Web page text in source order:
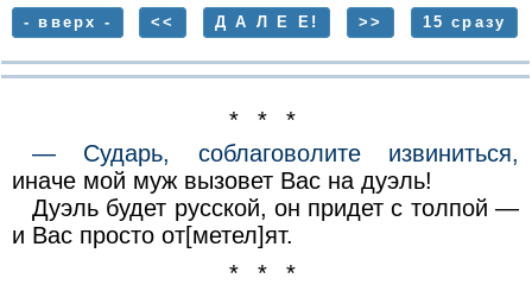
- вверх - << Д А Л Е Е! >> 15 сразу
* * *
— Сударь, соблаговолите извиниться,
иначе мой муж вызовет Вас на дуэль!
Дуэль будет русской, он придет с толпой —
и Вас просто от[метел]ят.
* * *